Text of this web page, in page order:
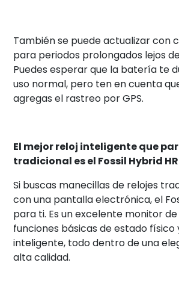
También se puede actualizar con
para periodos prolongados lejos
Puedes esperar que la batería te
uso normal, pero ten en cuenta
agregas el rastreo por GPS.
El mejor reloj inteligente que
tradicional es el Fossil Hybrid HR
Si buscas manecillas de relojes
con una pantalla electrónica, el
para ti. Es un excelente monitor
funciones básicas de estado físico
inteligente, todo dentro de una
alta calidad.